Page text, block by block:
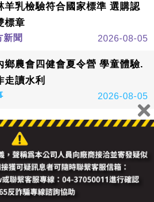
羊乳檢驗符合國家標準 選購認
標章
新聞
2026-08-05
鄉農會四健會夏令營 學童體驗.
走讀水利
2026-08-05
看更多
限公司版權所有，非經授權，請
Reserved.